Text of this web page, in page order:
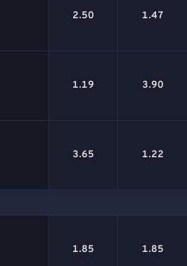
2.50 1.47
1.19 3.90
3.65 1.22
1.85 1.85